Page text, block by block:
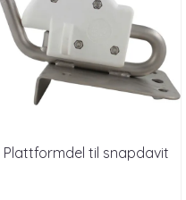
Plattformdel til snapdavit